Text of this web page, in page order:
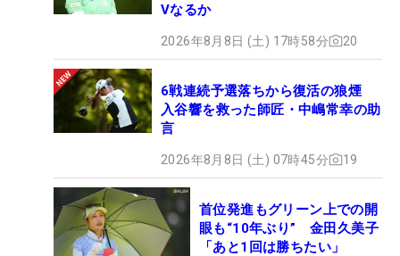
Vなるか
2026年8月8日 (土) 17時58分 20
6戦連続予選落ちから復活の狼煙
入谷響を救った師匠・中嶋常幸の助
言
2026年8月8日 (土) 07時45分 19
首位発進もグリーン上での開
眼も“10年ぶり” 金田久美子
「あと1回は勝ちたい」